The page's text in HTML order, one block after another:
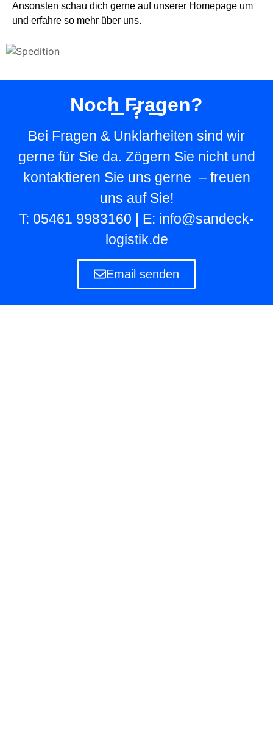
Ansonsten schau dich gerne auf unserer Homepage um
und erfahre so mehr über uns.
Noch Fragen?
Bei Fragen & Unklarheiten sind wir
gerne für Sie da. Zögern Sie nicht und
kontaktieren Sie uns gerne – freuen
uns auf Sie!
T: 05461 9983160 | E: info@sandeck-
logistik.de
Email senden